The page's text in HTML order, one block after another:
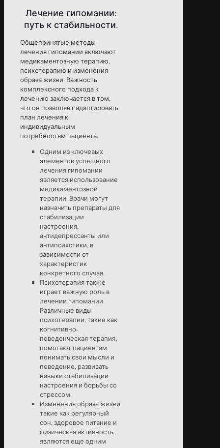
Лечение гипомании:
путь к стабильности.
Общепринятые методы
лечения гипомании включают
медикаментозную терапию,
психотерапию и изменения
образа жизни. Важность
комплексного подхода к
лечению заключается в том,
что он позволяет адаптировать
план лечения к
индивидуальным
потребностям пациента.
Одним из ключевых
элементов успешного
лечения гипомании
является использование
медикаментозной
терапии. Врачи могут
назначить препараты для
стабилизации
настроения,
антидепрессанты или
антипсихотики, в
зависимости от
характеристик
конкретного случая.
Психотерапия также
играет важную роль в
лечении гипомании.
Различные виды
психотерапии, такие как
когнитивно-
поведенческая терапия,
помогают пациентам
понимать свои мысли и
поведение, развивать
навыки стабилизации
настроения и борьбы со
стрессом.
Изменения образа жизни,
такие как регулярный
сон, здоровое питание и
физическая активность,
являются еще одним